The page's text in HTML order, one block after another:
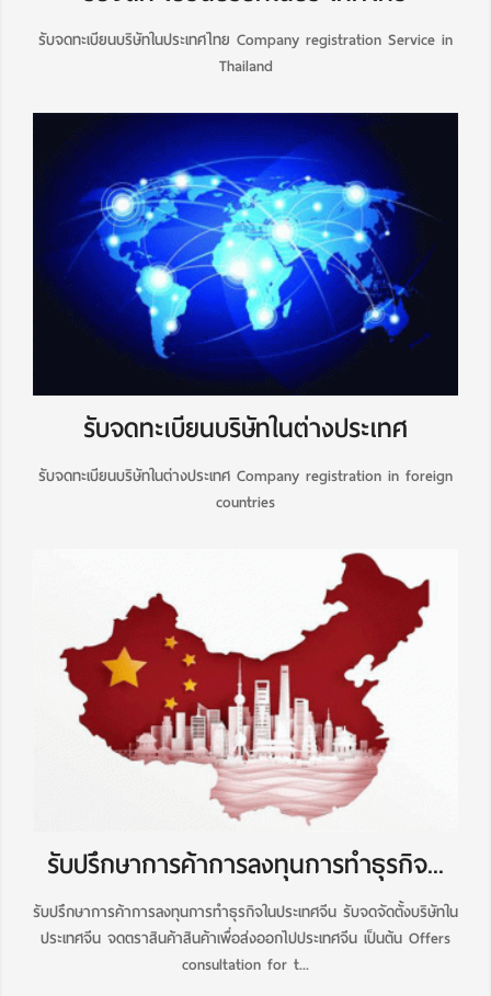
รับจดทะเบียนบริษัทในประเทศไทย Company registration Service in
Thailand
รับจดทะเบียนบริษัทในต่างประเทศ
รับจดทะเบียนบริษัทในต่างประเทศ Company registration in foreign
countries
รับปรึกษาการค้าการลงทุนการทำธุรกิจ...
รับปรึกษาการค้าการลงทุนการทำธุรกิจในประเทศจีน รับจดจัดตั้งบริษัทใน
ประเทศจีน จดตราสินค้าสินค้าเพื่อส่งออกไปประเทศจีน เป็นต้น Offers
consultation for t...